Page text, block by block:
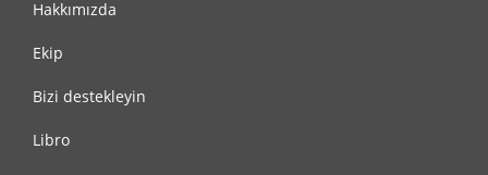
Hakkımızda
Ekip
Bizi destekleyin
Libro